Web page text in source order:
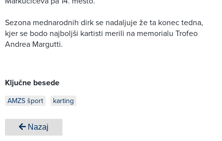
Sezona mednarodnih dirk se nadaljuje že ta konec tedna,
kjer se bodo najboljši kartisti merili na memorialu Trofeo
Andrea Margutti.
Ključne besede
AMZS šport karting
Nazaj